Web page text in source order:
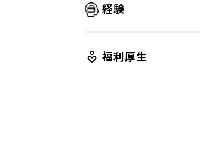
経験
福利厚生